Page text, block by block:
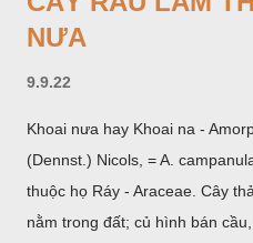
NƯA
9.9.22
Khoai nưa hay Khoai na -
(Dennst.) Nicols, = A.
thuộc họ Ráy - Araceae. Cây
nằm trong đất; củ hình bán